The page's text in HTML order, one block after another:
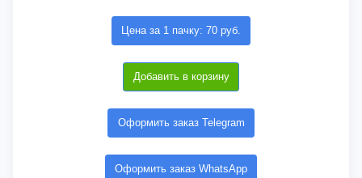
Цена за 1 пачку: 70 руб.
Добавить в корзину
Оформить заказ Telegram
Оформить заказ WhatsApp